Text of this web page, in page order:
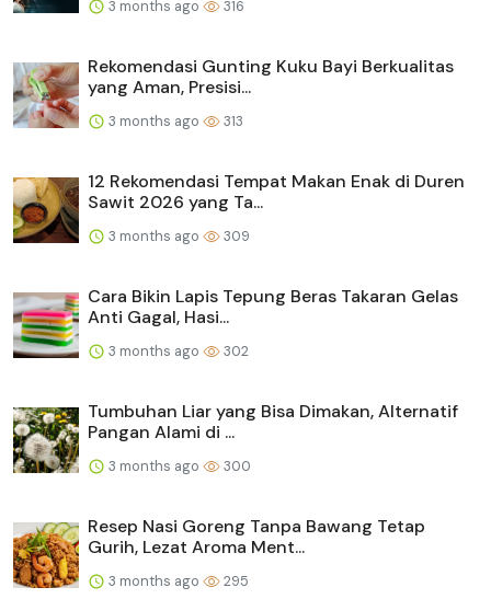
3 months ago 316
Rekomendasi Gunting Kuku Bayi Berkualitas
yang Aman, Presisi...
3 months ago 313
12 Rekomendasi Tempat Makan Enak di Duren
Sawit 2026 yang Ta...
3 months ago 309
Cara Bikin Lapis Tepung Beras Takaran Gelas
Anti Gagal, Hasi...
3 months ago 302
Tumbuhan Liar yang Bisa Dimakan, Alternatif
Pangan Alami di ...
3 months ago 300
Resep Nasi Goreng Tanpa Bawang Tetap
Gurih, Lezat Aroma Ment...
3 months ago 295